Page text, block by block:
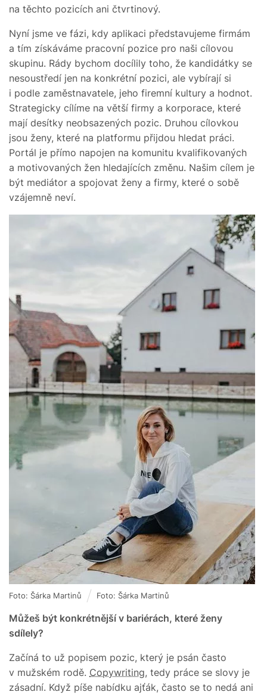
na těchto pozicích ani čtvrtinový.
Nyní jsme ve fázi, kdy aplikaci představujeme firmám
a tím získáváme pracovní pozice pro naši cílovou
skupinu. Rády bychom docílily toho, že kandidátky se
nesoustředí jen na konkrétní pozici, ale vybírají si
i podle zaměstnavatele, jeho firemní kultury a hodnot.
Strategicky cílíme na větší firmy a korporace, které
mají desítky neobsazených pozic. Druhou cílovkou
jsou ženy, které na platformu přijdou hledat práci.
Portál je přímo napojen na komunitu kvalifikovaných
a motivovaných žen hledajících změnu. Našim cílem je
být mediátor a spojovat ženy a firmy, které o sobě
vzájemně neví.
Foto: Šárka Martinů Foto: Šárka Martinů
Můžeš být konkrétnější v bariérách, které ženy
sdílely?
Začíná to už popisem pozic, který je psán často
v mužském rodě. Copywriting, tedy práce se slovy je
zásadní. Když píše nabídku ajťák, často se to nedá ani